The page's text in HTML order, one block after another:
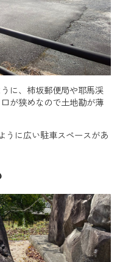
に、柿坂郵便局や耶馬渓
が狭めなので土地勘が薄
うに広い駐車スペースがあ